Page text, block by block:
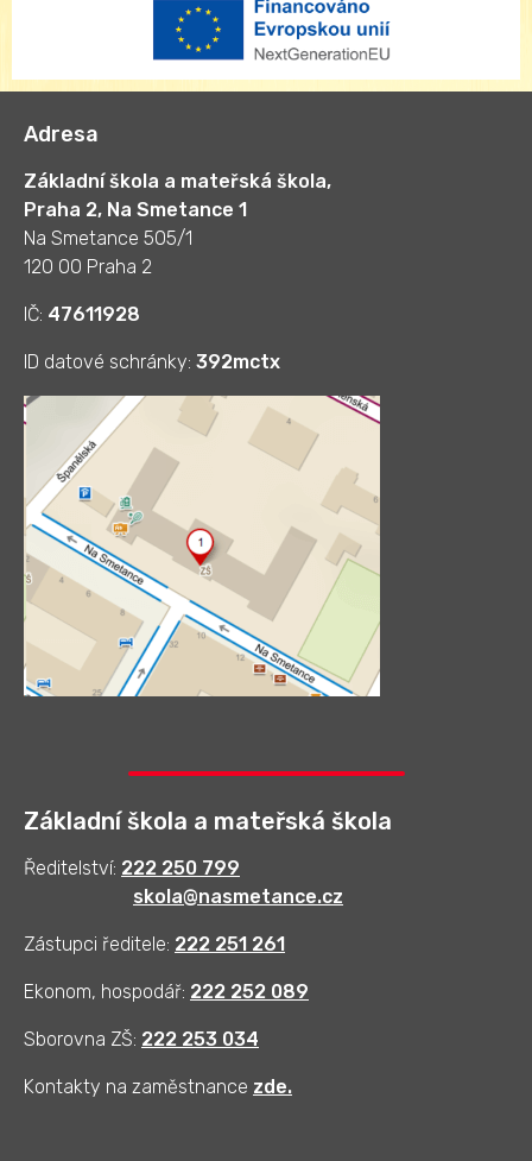
Adresa
Základní škola a mateřská škola,
Praha 2, Na Smetance 1
Na Smetance 505/1
120 00 Praha 2
IČ: 47611928
ID datové schránky: 392mctx
Základní škola a mateřská škola
Ředitelství: 222 250 799
skola@nasmetance.cz
Zástupci ředitele: 222 251 261
Ekonom, hospodář: 222 252 089
Sborovna ZŠ: 222 253 034
Kontakty na zaměstnance zde.